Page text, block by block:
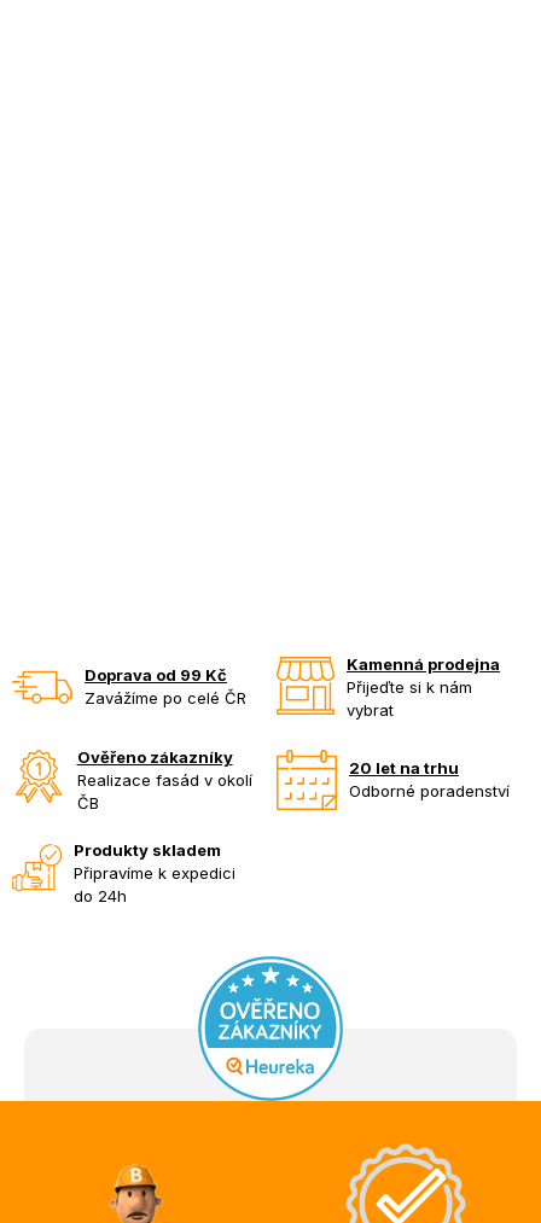
Doprava od 99 Kč
Zavážíme po celé ČR
Kamenná prodejna
Přijeďte si k nám
vybrat
Ověřeno zákazníky
Realizace fasád v okolí
ČB
20 let na trhu
Odborné poradenství
Produkty skladem
Připravíme k expedici
do 24h